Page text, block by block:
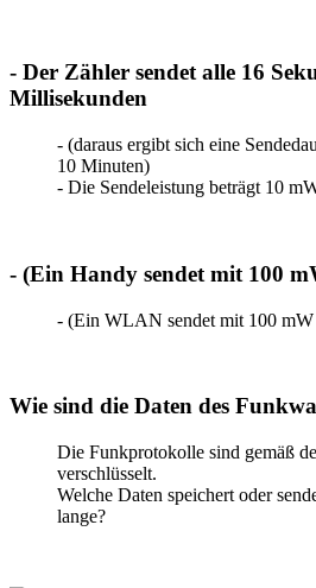
- Der Zähler sendet alle 16
Millisekunden
- (daraus ergibt sich eine
10 Minuten)
- Die Sendeleistung beträgt 10
- (Ein Handy sendet mit 100
- (Ein WLAN sendet mit 100
Wie sind die Daten des
Die Funkprotokolle sind gemäß
verschlüsselt.
Welche Daten speichert oder
lange?